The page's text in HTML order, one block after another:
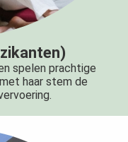
spelen prachtige
haar stem de